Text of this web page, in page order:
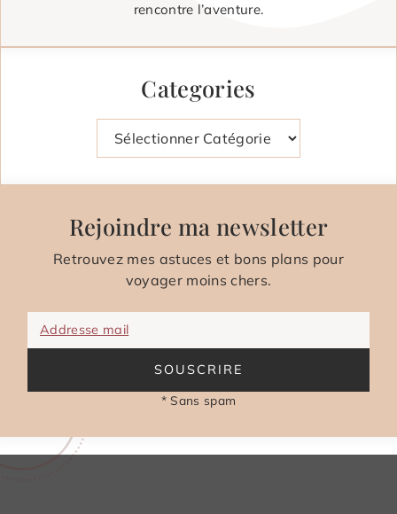
rencontre l’aventure.
Categories
Catégories
Rejoindre ma newsletter
Retrouvez mes astuces et bons plans pour
voyager moins chers.
Addresse mail
SOUSCRIRE
* Sans spam